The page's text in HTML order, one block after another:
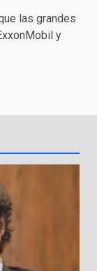
las grandes
y